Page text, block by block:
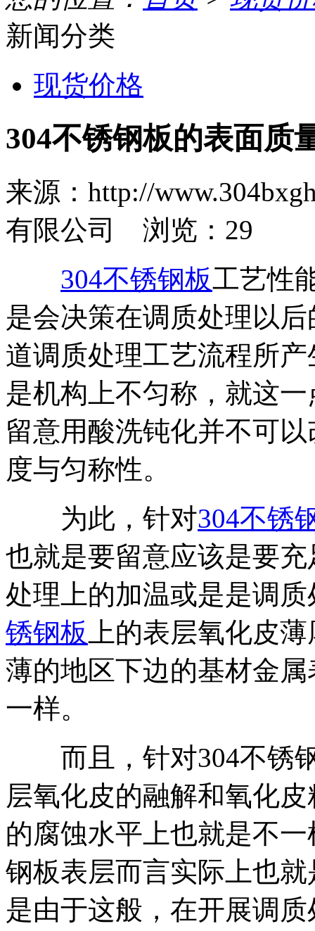
新闻分类
现货价格
304不锈钢板的表面质
来源：http://
有限公司 浏览： 29
304不锈钢板工艺性
是会决策在调质处理以
道调质处理工艺流程所
是机构上不匀称，就这
留意用酸洗钝化并不可以
度与匀称性。
为此，针对304不锈
也就是要留意应该是要
处理上的加温或是是调
锈钢板 上的表层氧化皮
薄的地区下边的基材金
一样。
而且，针对304不锈钢
层氧化皮的融解和氧化
的腐蚀水平上也就是不
钢板表层而言实际上也
是由于这般，在开展调